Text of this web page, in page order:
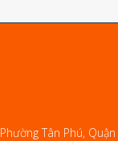
Tân Phú,